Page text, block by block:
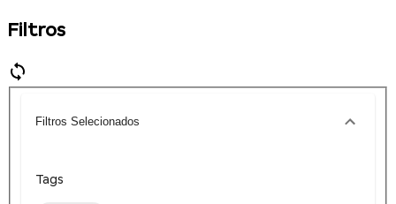
Filtros
Filtros Selecionados
Tags